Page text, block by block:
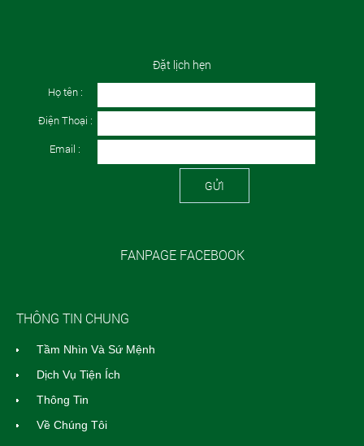
Đặt lịch hẹn
Họ tên :
Điện Thoại :
Email :
GỬI
FANPAGE FACEBOOK
THÔNG TIN CHUNG
Tầm Nhìn Và Sứ Mệnh
Dịch Vụ Tiện Ích
Thông Tin
Về Chúng Tôi